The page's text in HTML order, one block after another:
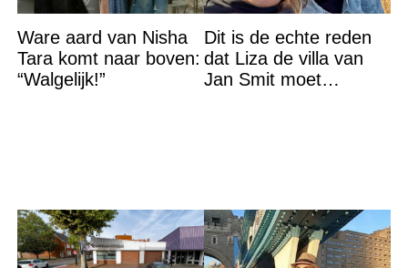
Ware aard van Nisha
Tara komt naar boven:
“Walgelijk!”
Dit is de echte reden
dat Liza de villa van
Jan Smit moet